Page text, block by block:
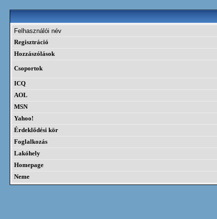
Felhasználói név
Regisztráció
Hozzászólások
Csoportok
ICQ
AOL
MSN
Yahoo!
Érdeklődési kör
Foglalkozás
Lakóhely
Homepage
Neme